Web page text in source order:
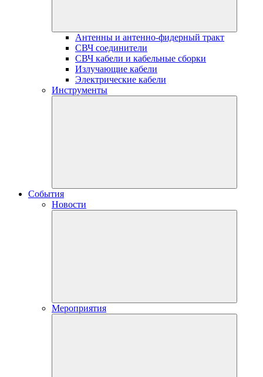
Антенны и антенно-фидерный тракт
СВЧ соединители
СВЧ кабели и кабельные сборки
Излучающие кабели
Электрические кабели
Инструменты
События
Новости
Мероприятия